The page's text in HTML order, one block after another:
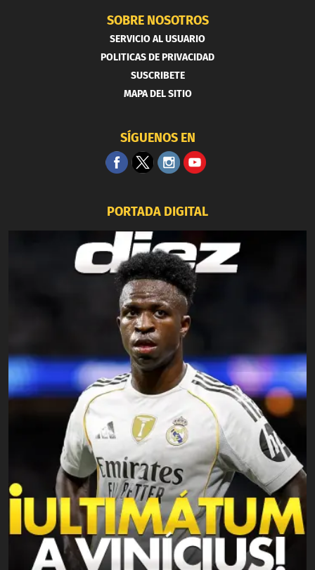
SOBRE NOSOTROS
SERVICIO AL USUARIO
POLITICAS DE PRIVACIDAD
SUSCRIBETE
MAPA DEL SITIO
SÍGUENOS EN
PORTADA DIGITAL